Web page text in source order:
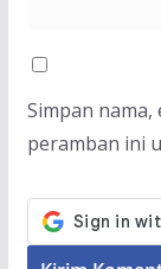
Simpan nama,
peramban ini